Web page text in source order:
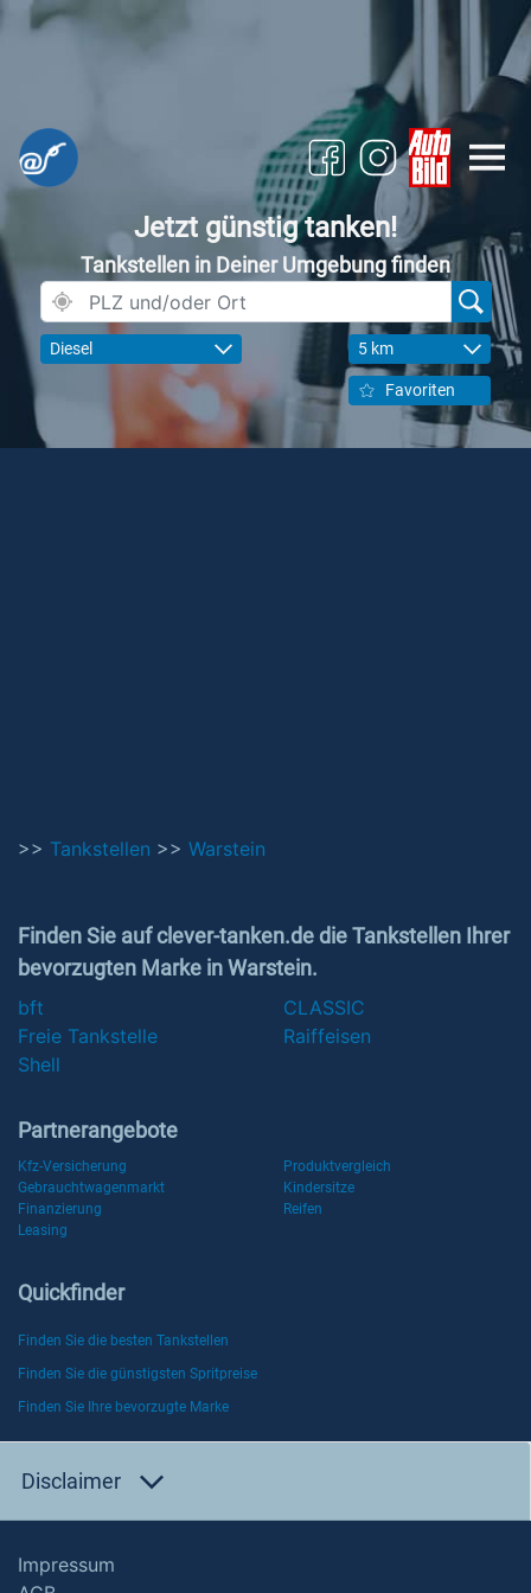
Jetzt günstig tanken!
Tankstellen in Deiner Umgebung finden
Diesel 5 km
Favoriten
>> Tankstellen >> Warstein
Finden Sie auf clever-tanken.de die Tankstellen Ihrer
bevorzugten Marke in Warstein.
bft
CLASSIC
Freie Tankstelle
Raiffeisen
Shell
Partnerangebote
Kfz-Versicherung
Produktvergleich
Gebrauchtwagenmarkt
Kindersitze
Finanzierung
Reifen
Leasing
Quickfinder
Finden Sie die besten Tankstellen
Finden Sie die günstigsten Spritpreise
Finden Sie Ihre bevorzugte Marke
Disclaimer
Impressum